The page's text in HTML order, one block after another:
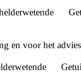
en voor het